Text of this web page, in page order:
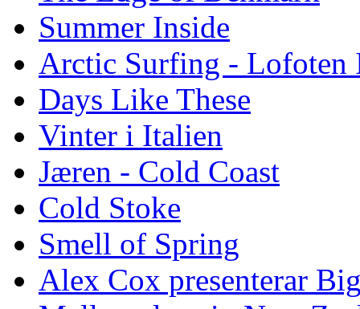
Summer Inside
Arctic Surfing - Lofoten
Days Like These
Vinter i Italien
Jæren - Cold Coast
Cold Stoke
Smell of Spring
Alex Cox presenterar